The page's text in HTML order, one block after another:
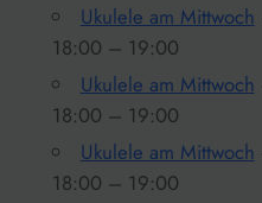
Ukulele am Mittwoch
18:00 – 19:00
Ukulele am Mittwoch
18:00 – 19:00
Ukulele am Mittwoch
18:00 – 19:00